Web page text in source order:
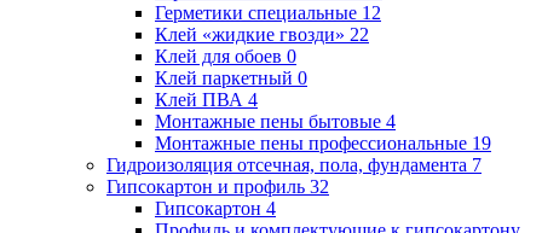
Герметики специальные 12
Клей «жидкие гвозди» 22
Клей для обоев 0
Клей паркетный 0
Клей ПВА 4
Монтажные пены бытовые 4
Монтажные пены профессиональные 19
Гидроизоляция отсечная, пола, фундамента 7
Гипсокартон и профиль 32
Гипсокартон 4